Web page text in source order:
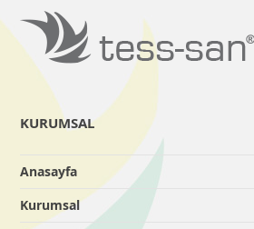
KURUMSAL
Anasayfa
Kurumsal